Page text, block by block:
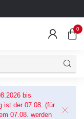
0
bis
ist der 07.08. (für
07.08. werden